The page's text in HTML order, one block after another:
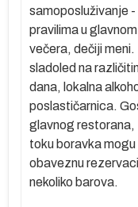
samoposluživanje
pravilima u
večera, dečiji meni.
sladoled na
dana, lokalna
poslastičarnica.
glavnog restorana,
toku boravka
obaveznu
nekoliko barova.